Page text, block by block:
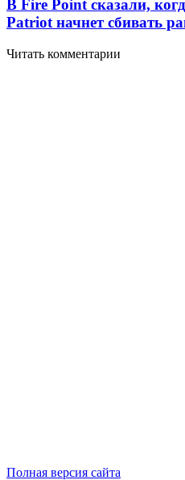
В Fire Point сказали,
Patriot начнет сбивать
Читать комментарии
Полная версия сайта